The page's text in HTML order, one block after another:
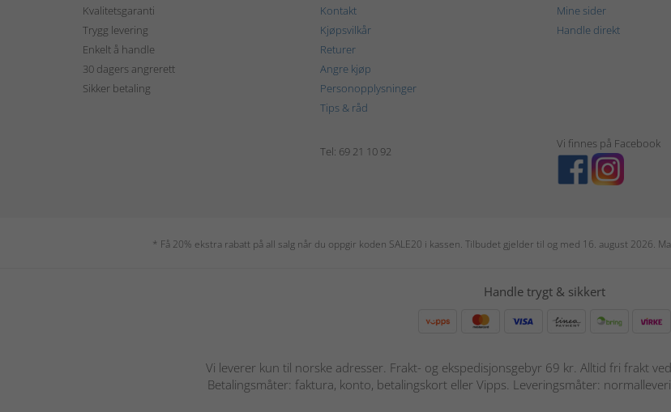
Kvalitetsgaranti
Trygg levering
Enkelt å handle
30 dagers angrerett
Sikker betaling
Kontakt
Kjøpsvilkår
Returer
Angre kjøp
Personopplysninger
Tips & råd
Mine sider
Handle direkt
Tel: 69 21 10 92
Vi finnes på Facebook
* Få 20% ekstra rabatt på all salg når du oppgir koden SALE20 i kassen. Tilbudet gjelder til og med 16. august 2026.
Handle trygt & sikkert
Vi leverer kun til norske adresser. Frakt- og ekspedisjonsgebyr 69 kr. Alltid fri frakt
Betalingsmåter: faktura, konto, betalingskort eller Vipps. Leveringsmåter: